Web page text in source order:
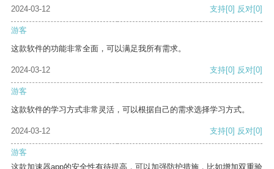
2024-03-12 支持[0] 反对[0]
游客
这款软件的功能非常全面，可以满足我所有需求。
2024-03-12 支持[0] 反对[0]
游客
这款软件的学习方式非常灵活，可以根据自己的需求选择学习方式。
2024-03-12 支持[0] 反对[0]
游客
这款加速器app的安全性有待提高，可以加强防护措施，比如增加双重验